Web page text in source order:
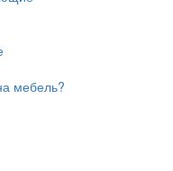
мебель?